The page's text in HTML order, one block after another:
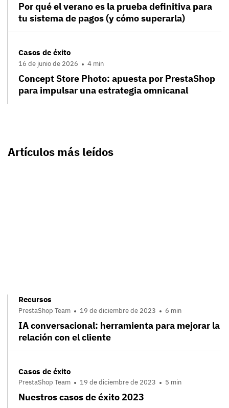
Por qué el verano es la prueba definitiva para
tu sistema de pagos (y cómo superarla)
Casos de éxito
16 de junio de 2026 4 min
Concept Store Photo: apuesta por PrestaShop
para impulsar una estrategia omnicanal
Artículos más leídos
Recursos
PrestaShop Team 19 de diciembre de 2023 6 min
IA conversacional: herramienta para mejorar la
relación con el cliente
Casos de éxito
PrestaShop Team 19 de diciembre de 2023 5 min
Nuestros casos de éxito 2023